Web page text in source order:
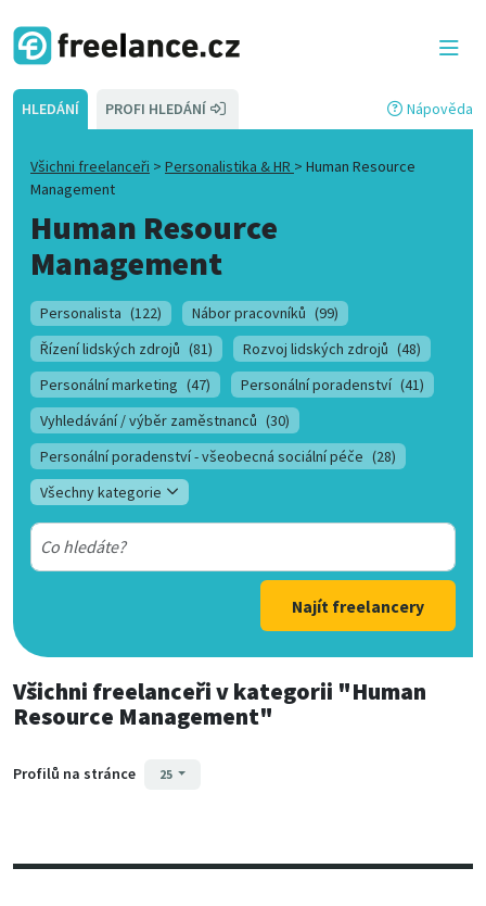
HLEDÁNÍ PROFI HLEDÁNÍ Nápověda
Všichni freelanceři > Personalistika & HR > Human Resource
Management
Human Resource
Management
Personalista (122) Nábor pracovníků (99)
Řízení lidských zdrojů (81) Rozvoj lidských zdrojů (48)
Personální marketing (47) Personální poradenství (41)
Vyhledávání / výběr zaměstnanců (30)
Personální poradenství - všeobecná sociální péče (28)
Všechny kategorie
Najít freelancery
Všichni freelanceřiv kategorii "Human
Resource Management"
Profilů na stránce 25